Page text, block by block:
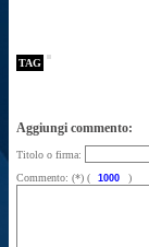
TAG
Aggiungi commento:
Titolo o firma:
Commento: (*) (
)